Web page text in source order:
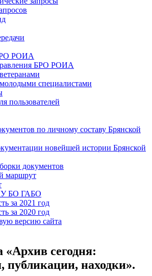
РОИА
БРО РОИА
специалистами
пользователей
по личному составу Брянской
новейшей истории Брянской
документов
маршрут
БО ГАБО
за 2021 год
за 2020 год
версию сайта
«Архив сегодня:
публикации, находки».